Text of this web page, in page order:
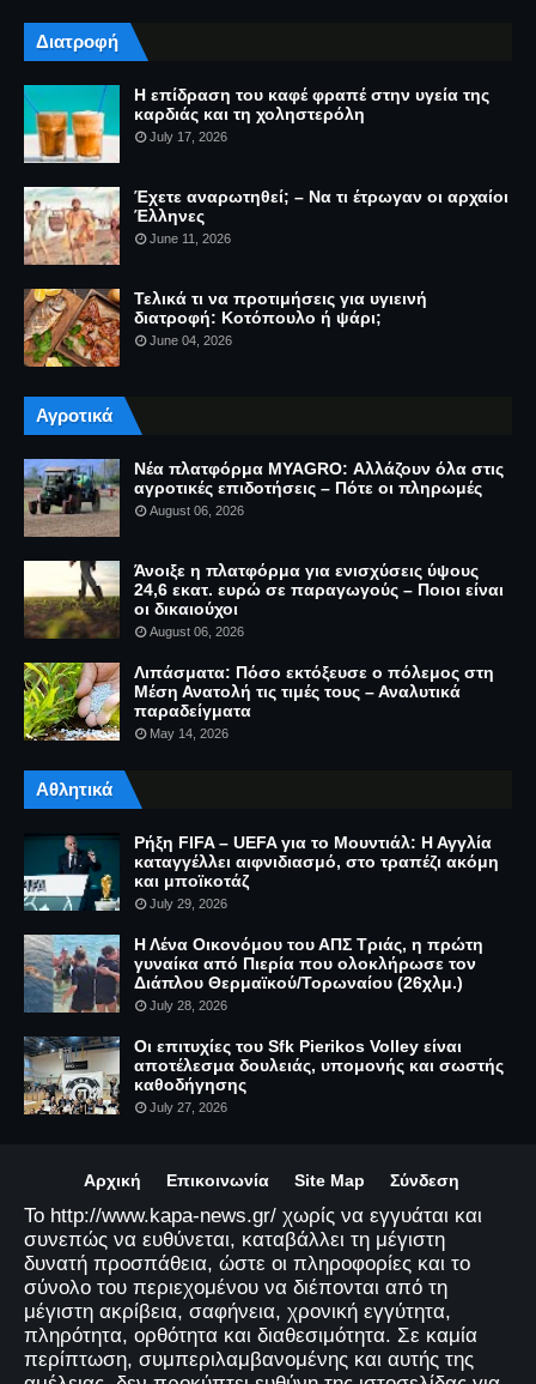
Διατροφή
Η επίδραση του καφέ φραπέ στην υγεία της
καρδιάς και τη χοληστερόλη
July 17, 2026
Έχετε αναρωτηθεί; – Να τι έτρωγαν οι αρχαίοι
Έλληνες
June 11, 2026
Τελικά τι να προτιμήσεις για υγιεινή
διατροφή: Κοτόπουλο ή ψάρι;
June 04, 2026
Αγροτικά
Νέα πλατφόρμα MYAGRO: Αλλάζουν όλα στις
αγροτικές επιδοτήσεις – Πότε οι πληρωμές
August 06, 2026
Άνοιξε η πλατφόρμα για ενισχύσεις ύψους
24,6 εκατ. ευρώ σε παραγωγούς – Ποιοι είναι
οι δικαιούχοι
August 06, 2026
Λιπάσματα: Πόσο εκτόξευσε ο πόλεμος στη
Μέση Ανατολή τις τιμές τους – Αναλυτικά
παραδείγματα
May 14, 2026
Αθλητικά
Ρήξη FIFA – UEFA για το Μουντιάλ: Η Αγγλία
καταγγέλλει αιφνιδιασμό, στο τραπέζι ακόμη
και μποϊκοτάζ
July 29, 2026
Η Λένα Οικονόμου του ΑΠΣ Τριάς, η πρώτη
γυναίκα από Πιερία που ολοκλήρωσε τον
Διάπλου Θερμαϊκού/Τορωναίου (26χλμ.)
July 28, 2026
Οι επιτυχίες του Sfk Pierikos Volley είναι
αποτέλεσμα δουλειάς, υπομονής και σωστής
καθοδήγησης
July 27, 2026
Αρχική Επικοινωνία Site Map Σύνδεση
Το http://www.kapa-news.gr/ χωρίς να εγγυάται και
συνεπώς να ευθύνεται, καταβάλλει τη μέγιστη
δυνατή προσπάθεια, ώστε οι πληροφορίες και το
σύνολο του περιεχομένου να διέπονται από τη
μέγιστη ακρίβεια, σαφήνεια, χρονική εγγύτητα,
πληρότητα, ορθότητα και διαθεσιμότητα. Σε καμία
περίπτωση, συμπεριλαμβανομένης και αυτής της